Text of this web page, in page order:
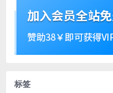
标签